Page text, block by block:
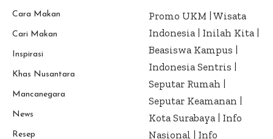
Cara Makan
Cari Makan
Inspirasi
Khas Nusantara
Mancanegara
News
Resep
Promo UKM Wisata
Indonesia
Inilah Kita
Beasiswa Kampus
Indonesia Sentris
Seputar Rumah
Seputar Keamanan
Kota Surabaya
Info
Nasional
Info